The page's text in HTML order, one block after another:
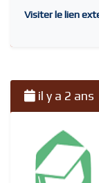
Visiter le lien
il y a 2 ans